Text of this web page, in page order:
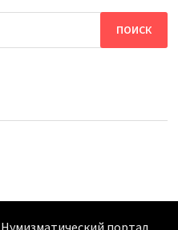
Нумизматический портал